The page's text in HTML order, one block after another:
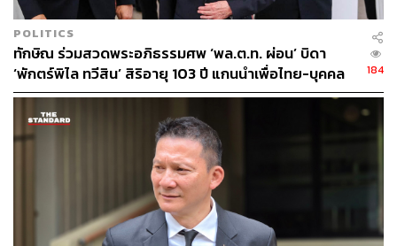
จุดอ่อนของนายกฯ หญิงคือ ‘การพูด’
การอ่านโพย พูดผิดพูดถูก เป็นจุดอ่อนสำคัญให้ฝ่ายตรง
ข้ามโจมตี พรรคประชาธิปัตย์เคยเปิดเผยสถิติการตอบกระทู้
ของยิ่งลักษณ์ นับตั้งแต่เข้ามาบริหารประเทศ จนถึงการ
ประชุมสภาผู้แทนราษฎร เมื่อวันที่ 14 มีนาคม 2556 ว่า สภา
ผู้แทนราษฎรได้ตั้งกระทู้ถามสดยิ่งลักษณ์ ฐานะนายกฯ
จำนวน 74 กระทู้ โดยยิ่งลักษณ์มาชี้แจงด้วยตัวเองเพียง 2
กระทู้เท่านั้น หนึ่งในนั้นคือกระทู้ที่ถามโดย ส.ส. พรรคเพื่อ
ไทยเอง ส่วนอีกกระทู้เป็นของ ส.ส. พรรคประชาธิปัตย์ เรื่อง
ความเหมาะสมในการแต่งตั้งรัฐมนตรีประจำสำนักนายก
POLITICS
ทักษิณ ร่วมสวดพระอภิธรรมศพ ‘พล.ต.ท. ผ่อน’ บิดา
‘พักตร์พิไล ทวีสิน’ สิริอายุ 103 ปี แกนนำเพื่อไทย-บุคคล
หลากวงการร่วมอาลัย
184